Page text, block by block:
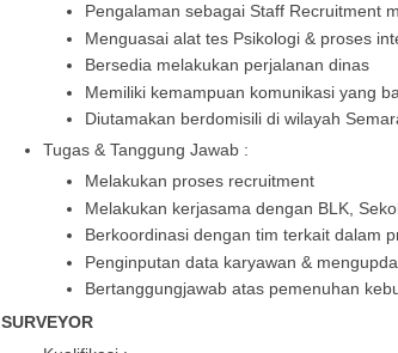
Pengalaman sebagai Staff Recruitment
Menguasai alat tes Psikologi & proses
Bersedia melakukan perjalanan dinas
Memiliki kemampuan komunikasi yang
Diutamakan berdomisili di wilayah
Tugas & Tanggung Jawab :
Melakukan proses recruitment
Melakukan kerjasama dengan BLK,
Berkoordinasi dengan tim terkait dalam
Penginputan data karyawan &
Bertanggungjawab atas pemenuhan
SURVEYOR